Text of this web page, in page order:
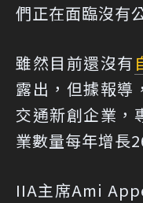
們正在面臨沒有
雖然目前還沒有
露出，但據報導
交通新創企業，
業數量每年增長
IIA主席Ami